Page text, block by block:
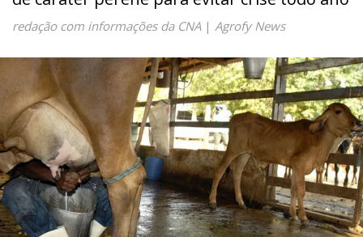
redação com informações da CNA| Agrofy News